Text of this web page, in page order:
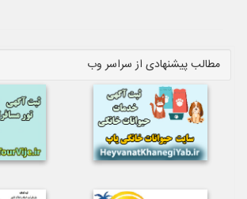
مطالب پیشنهادی از سراسر وب